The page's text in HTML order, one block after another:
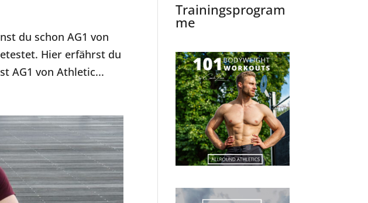
du schon AG1 von
Hier erfährst du
AG1 von Athletic...
Trainingsprogram
me